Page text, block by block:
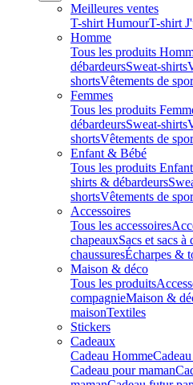
Meilleures ventes
T-shirt HumourT-shirt
Homme
Tous les produits
débardeursSweat-shirts
shortsVêtements de
Femmes
Tous les produits
débardeursSweat-shirts
shortsVêtements de
Enfant & Bébé
Tous les produits
shirts & débardeurs
shortsVêtements de
Accessoires
Tous les accessoires
chapeauxSacs et sacs à
chaussuresÉcharpes &
Maison & déco
Tous les produits
compagnieMaison &
maisonTextiles
Stickers
Cadeaux
Cadeau Homme
Cadeau pour maman